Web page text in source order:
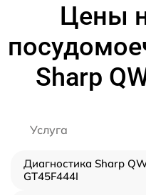
Цены
Sharp
Услуга
Диагностика Sharp
GT45F444I